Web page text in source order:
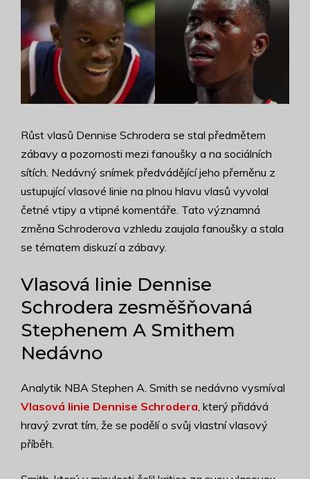
Růst vlasů Dennise Schrodera se stal předmětem
zábavy a pozornosti mezi fanoušky a na sociálních
sítích. Nedávný snímek předvádějící jeho přeměnu z
ustupující vlasové linie na plnou hlavu vlasů vyvolal
četné vtipy a vtipné komentáře. Tato významná
změna Schroderova vzhledu zaujala fanoušky a stala
se tématem diskuzí a zábavy.
Vlasová linie Dennise
Schrodera zesměšňovaná
Stephenem A Smithem
Nedávno
Analytik NBA Stephen A. Smith se nedávno vysmíval
Vlasová linie Dennise Schrodera, který přidává
hravý zvrat tím, že se podělí o svůj vlastní vlasový
příběh.